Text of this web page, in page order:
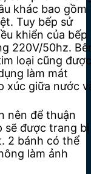
khác bao gồm
Tuy bếp sử
khiển của bếp
220V/50hz.
loại cũng được
làm mát
xúc giữa nước
nên để thuận
sẽ được trang bị
2 bánh có thể
làm ảnh